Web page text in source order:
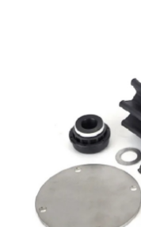
Kühlsystem
Kontakt
Technikblog